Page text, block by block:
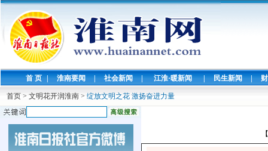
首 页 | 淮南要闻 | 社会新闻 | 江淮·暖新闻 | 民生新闻 |
首页 > 文明花开润淮南 > 绽放文明之花 激扬奋进力量